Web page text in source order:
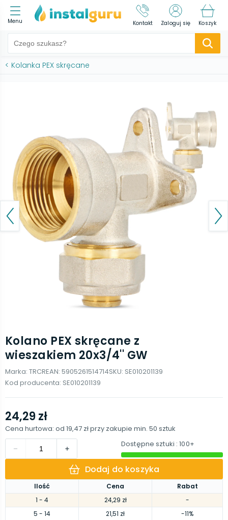
Menu Kontakt Zaloguj się Koszyk
< Kolanka PEX skręcane
Kolano PEX skręcane z
wieszakiem 20x3/4'' GW
Marka: TRCREAN: 5905261514714SKU: SE010201139
Kod producenta: SE010201139
Ilość Cena
Rabat
1 - 4 24,29 zł
-
5 - 14 21,51 zł
-11%
24,29 zł
Cena hurtowa: od 19,47 złprzy zakupie min. 50 sztuk
Dostępne sztuki : 100+
Dodaj do koszyka